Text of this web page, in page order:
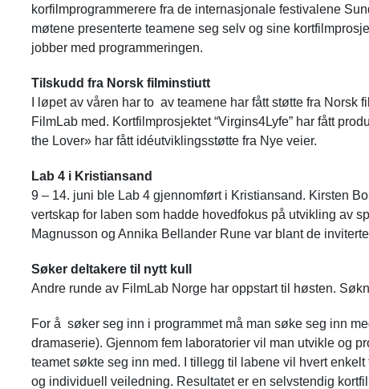
korfilmprogrammerere fra de internasjonale festivalene
møtene presenterte teamene seg selv og sine
jobber med programmeringen.
Tilskudd fra Norsk filminstiutt
I løpet av våren har to av teamene har fått støtte fra Norsk
FilmLab med. Kortfilmprosjektet “Virgins4Lyfe” har fått
the Lover» har fått idéutviklingsstøtte fra Nye veier.
Lab 4 i Kristiansand
9 – 14. juni ble Lab 4 gjennomført i Kristiansand. Kirsten
vertskap for laben som hadde hovedfokus på utvikling av
Magnusson og Annika Bellander Rune var blant de
Søker deltakere til nytt kull
Andre runde av FilmLab Norge har oppstart til høsten.
For å søker seg inn i programmet må man søke seg inn
dramaserie). Gjennom fem laboratorier vil man utvikle og
teamet søkte seg inn med. I tillegg til labene vil hvert
og individuell veiledning. Resultatet er en selvstendig